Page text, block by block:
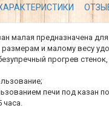
малая предназначена
и малому весу
прогрев
печи под казан